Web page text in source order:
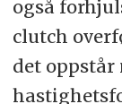
også
clutch
det oppstår